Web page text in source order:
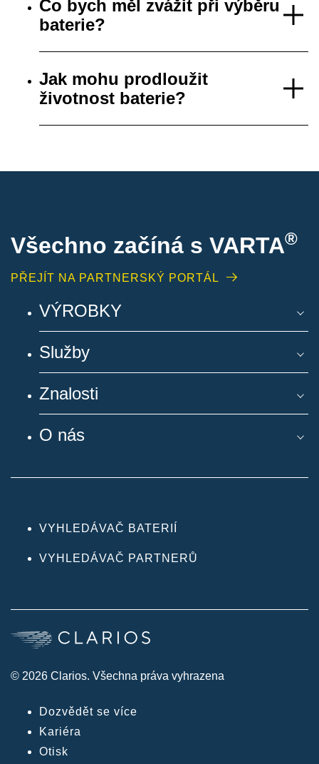
Co bych měl zvážit při výběru
baterie?
Jak mohu prodloužit
životnost baterie?
Všechno začíná s VARTA®
PŘEJÍT NA PARTNERSKÝ PORTÁL
VÝROBKY
Služby
Znalosti
O nás
VYHLEDÁVAČ BATERIÍ
VYHLEDÁVAČ PARTNERŮ
© 2026 Clarios. Všechna práva vyhrazena
Dozvědět se více
Kariéra
Otisk